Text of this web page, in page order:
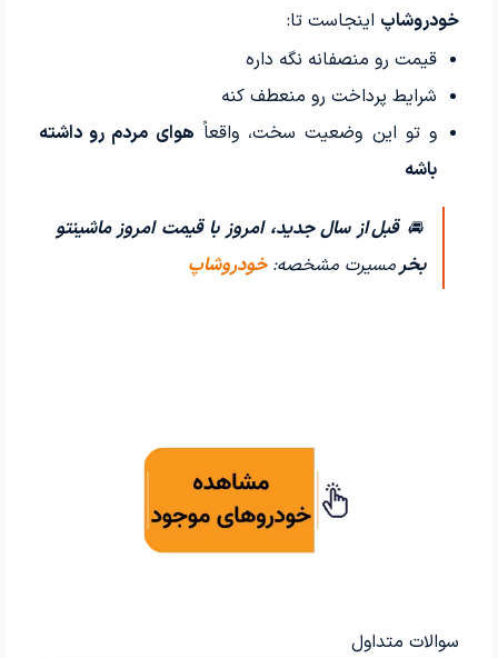
خودروشاپ اینجاست تا:
قیمت رو منصفانه نگه داره
شرایط پرداخت رو منعطف کنه
و تو این وضعیت سخت، واقعاً هوای مردم رو داشته
باشه
🚘قبل از سال جدید، امروز با قیمت امروز ماشینتو
بخرمسیرت مشخصه:خودروشاپ
سوالات متداول